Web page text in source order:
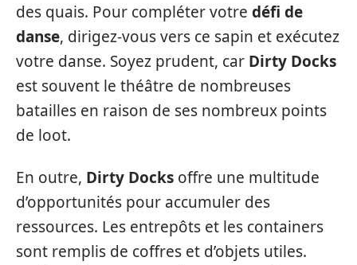
des quais. Pour compléter votre défi de
danse, dirigez-vous vers ce sapin et exécutez
votre danse. Soyez prudent, car Dirty Docks
est souvent le théâtre de nombreuses
batailles en raison de ses nombreux points
de loot.
En outre, Dirty Docks offre une multitude
d’opportunités pour accumuler des
ressources. Les entrepôts et les containers
sont remplis de coffres et d’objets utiles.